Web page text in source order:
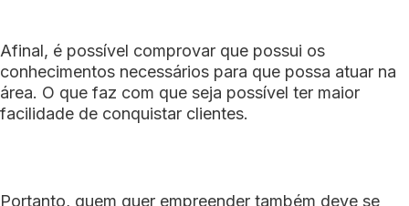
Afinal, é possível comprovar que possui os
conhecimentos necessários para que possa atuar na
área. O que faz com que seja possível ter maior
facilidade de conquistar clientes.
Portanto, quem quer empreender também deve se